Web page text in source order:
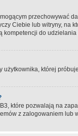
przechowywać
Ciebie lub witryny,
do
której
które pozwalają na
z zalogowaniem lub